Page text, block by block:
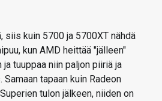
siis kuin 5700 ja 5700XT nähdä
kun AMD heittää "jälleen"
tuuppaa niin paljon piiriä ja
tapaan kuin Radeon
tulon jälkeen, niiden on